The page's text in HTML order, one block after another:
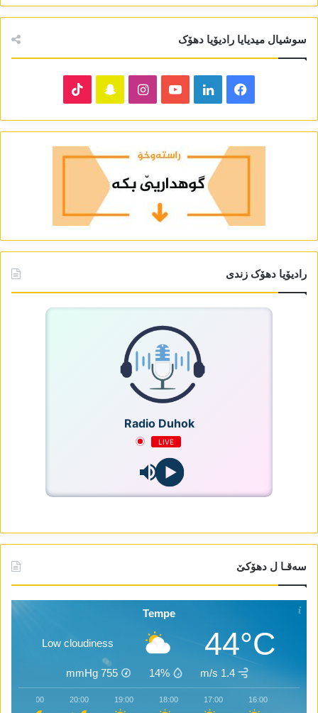
سوشیال میدیایا رادیۆیا دھۆک
Facebook
LinkedIn
YouTube
Instagram
Snapchat
رادیۆیا دھۆک زندی
Radio Duhok
LIVE
سەقـا ل دھۆکێ
Tempe
44°C
Low cloudiness
1.4 m/s
14%
755
mmHg
16:00
17:00
18:00
19:00
20:00
21:00